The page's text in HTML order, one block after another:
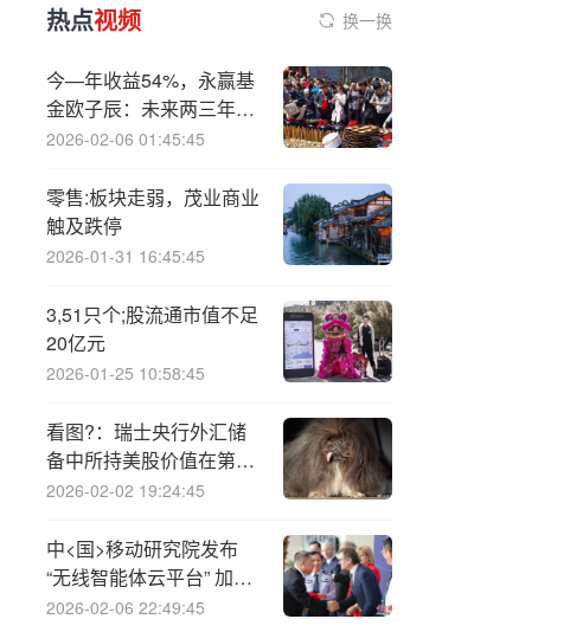
热点视频 换一换
今—年收益54%，永赢基
金欧子辰：未来两三年固
态电池都是持续向上的机
几千亿级蛋糕
2026-02-06 01:45:45
零售:板块走弱，茂业商业
触及跌停
2026-01-31 16:45:45
3,51只个;股流通市值不足
20亿元
2026-01-25 10:58:45
看图?：瑞士央行外汇储
备中所持美股价值在第二
季度攀升了18%
2026-02-02 19:24:45
中<国>移动研究院发布
“无线智能体云平台” 加速
移动智能体规模化应用
2026-02-06 22:49:45